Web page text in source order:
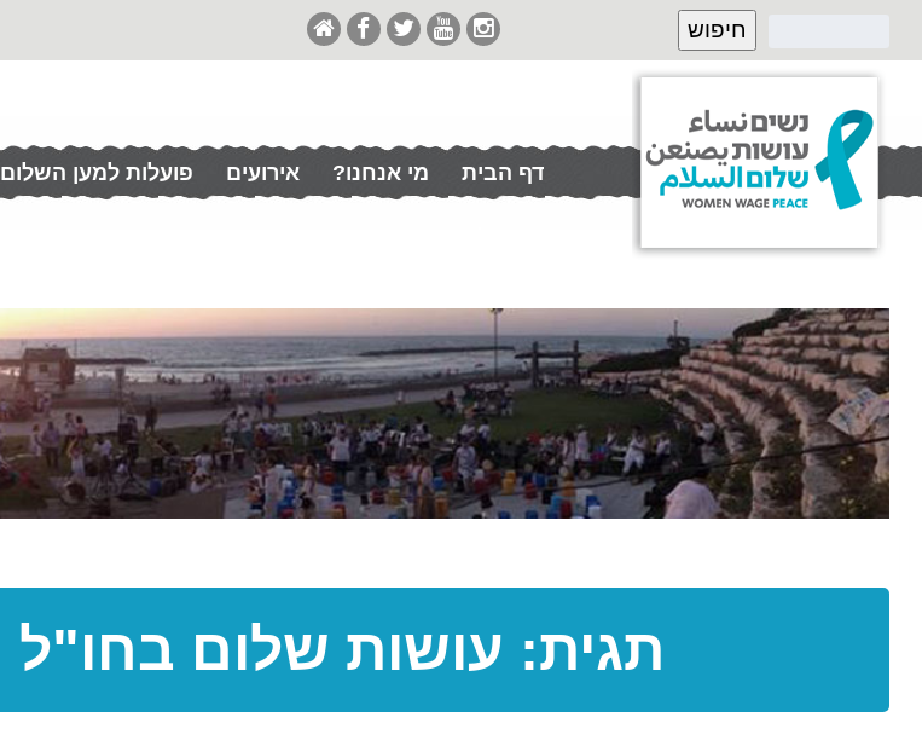
דף הבית מי אנחנו? אירועים פועלות למען השלום
תגית: עושות שלום בחו"ל